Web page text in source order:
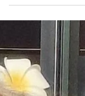
Termine
Katholische Gemeinde
Axel Werner